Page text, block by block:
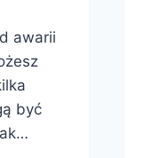
awarii
być